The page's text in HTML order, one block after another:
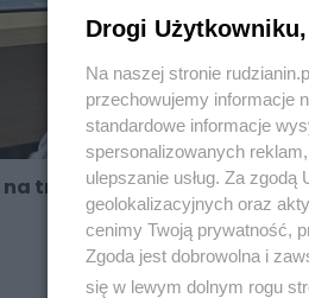
trawniku, obok stał
Drogi Użytkowniku,
Na naszej stronie
przechowujemy informacje
standardowe informacje
spersonalizowanych
ulepszanie usług. Za
geolokalizacyjnych oraz
cenimy Twoją prywatność,
Zgoda jest dobrowolna i
się w lewym dolnym rogu